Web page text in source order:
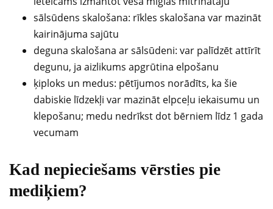
sālsūdens skalošana: rīkles skalošana var mazināt
kairinājuma sajūtu
deguna skalošana ar sālsūdeni: var palīdzēt attīrīt
degunu, ja aizlikums apgrūtina elpošanu
ķiploks un medus: pētījumos norādīts, ka šie
dabiskie līdzekļi var mazināt elpceļu iekaisumu un
klepošanu; medu nedrīkst dot bērniem līdz 1 gada
vecumam
Kad nepieciešams vērsties pie
mediķiem?